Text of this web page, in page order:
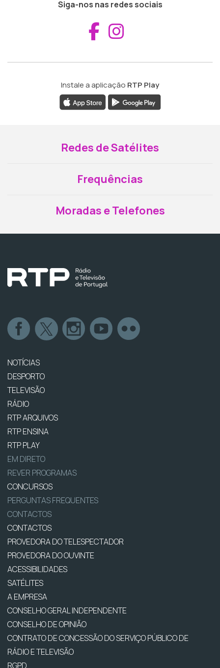
Siga-nos nas redes sociais
Aceder ao
Instale a aplicação RTP Play
Redes de Satélites
Frequências
Moradas e Telefones
NOTÍCIAS
DESPORTO
TELEVISÃO
RÁDIO
RTP ARQUIVOS
RTP ENSINA
RTP PLAY
EM DIRETO
REVER PROGRAMAS
CONCURSOS
PERGUNTAS FREQUENTES
CONTACTOS
CONTACTOS
PROVEDORA DO TELESPECTADOR
PROVEDORA DO OUVINTE
ACESSIBILIDADES
SATÉLITES
A EMPRESA
CONSELHO GERAL INDEPENDENTE
CONSELHO DE OPINIÃO
CONTRATO DE CONCESSÃO DO SERVIÇO PÚBLICO DE
RÁDIO E TELEVISÃO
RGPD